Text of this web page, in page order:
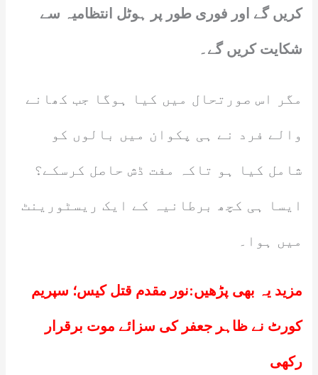
کریں گے اور فوری طور پر ہوٹل انتظامیہ سے
شکایت کریں گے۔
مگر اس صورتحال میں کیا ہوگا جب کھانے
والے فرد نے ہی پکوان میں بالوں کو
شامل کیا ہو تاکہ مفت ڈش حاصل کرسکے؟
ایسا ہی کچھ برطانیہ کے ایک ریسٹورینٹ
میں ہوا۔
مزید یہ بھی پڑھیں:نور مقدم قتل کیس؛ سپریم
کورٹ نے ظاہر جعفر کی سزائے موت برقرار
رکھی